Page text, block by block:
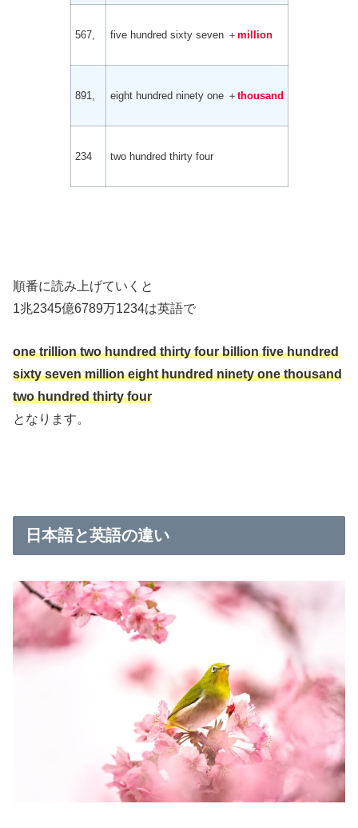
567, five hundred sixty seven ＋ million
891, eight hundred ninety one ＋ thousand
234 two hundred thirty four
順番に読み上げていくと
1兆2345億6789万1234は英語で
one trillion two hundred thirty four billion five hundred
sixty seven million eight hundred ninety one thousand
two hundred thirty four
となります。
日本語と英語の違い